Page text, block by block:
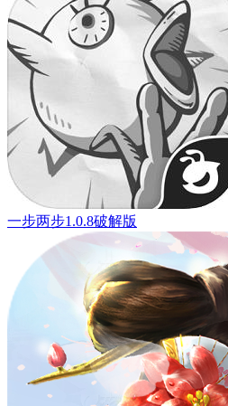
一步两步1.0.8破解版